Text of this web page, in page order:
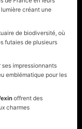
créant une
de biodiversité, où
futaies de plusieurs
ses impressionnants
emblématique pour les
offrent des
charmes